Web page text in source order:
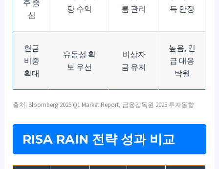
주 중
심
당 수익
름 관리
득 안정
현금
비중
확대
유동성 확
보 우선
비상자
금 유지
높음, 긴
급 대응
탁월
출처: Bloomberg 2025 Q1 Market Report, 금융감독원 2025 투자동향
RISA RAIN 전략 성과 비교